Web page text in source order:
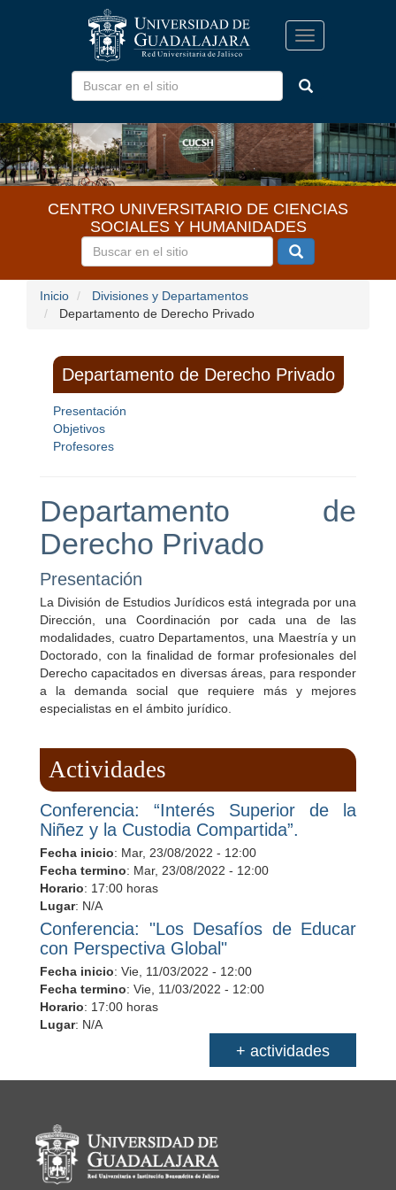
Toggle
navigation
CENTRO UNIVERSITARIO DE CIENCIAS
SOCIALES Y HUMANIDADES
Inicio
Divisiones y Departamentos
Departamento de Derecho Privado
Departamento de
Derecho Privado
Presentación
La División de Estudios Jurídicos está integrada por una
Dirección, una Coordinación por cada una de las
modalidades, cuatro Departamentos, una Maestría y un
Doctorado, con la finalidad de formar profesionales del
Derecho capacitados en diversas áreas, para responder
a la demanda social que requiere más y mejores
especialistas en el ámbito jurídico.
Actividades
Conferencia: “Interés Superior de la
Niñez y la Custodia Compartida”.
Fecha inicio: Mar, 23/08/2022 - 12:00
Fecha termino: Mar, 23/08/2022 - 12:00
Horario: 17:00 horas
Lugar: N/A
Conferencia: "Los Desafíos de Educar
con Perspectiva Global"
Fecha inicio: Vie, 11/03/2022 - 12:00
Fecha termino: Vie, 11/03/2022 - 12:00
Horario: 17:00 horas
Lugar: N/A
+ actividades
Departamento de Derecho Privado
Presentación
Objetivos
Profesores
Información del portal